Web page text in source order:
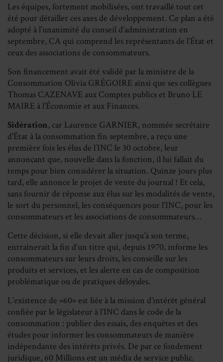
Les équipes, fortement mobilisées, ont travaillé tout cet
été pour détailler ces axes de développement. Ce plan a été
adopté à l’unanimité du conseil d’administration en
septembre, CA qui comprend les représentants de l’État et
ceux des associations de consommateurs.
Son financement avait été validé par la ministre de la
Consommation Olivia GRÉGOIRE ainsi que ses collègues
Thomas CAZENAVE aux Comptes publics et Bruno LE
MAIRE à l’Économie et aux Finances.
Sidération, car Laurence GARNIER, nommée secrétaire
d’État à la consommation fin septembre, a reçu une
première fois les élus de l’INC le 30 octobre, leur
annonçant que, nouvelle dans la fonction, il lui fallait du
temps pour bien considérer la situation. Quinze jours plus
tard, elle annonce le projet de vente du journal ! Et cela,
sans fournir de réponse aux élus sur les modalités de vente,
le sort du personnel, les conséquences pour l’INC, pour les
consommateurs et les associations de consommateurs…
Cette décision, si elle devait aller jusqu’à son terme,
entraînerait la fin d’un titre qui, depuis 1970, informe les
consommateurs sur leurs droits, les conseille sur les
produits et services, et les alerte en cas de composition
problématique ou de pratiques déloyales.
L’existence de «60» est liée à la mission d’intérêt général
confiée par le législateur à l’INC dans le code de la
consommation : publier des essais, des enquêtes et des
études pour informer les consommateurs de manière
indépendante des intérêts privés. De par ce fondement
juridique, 60 Millions est un média de service public.